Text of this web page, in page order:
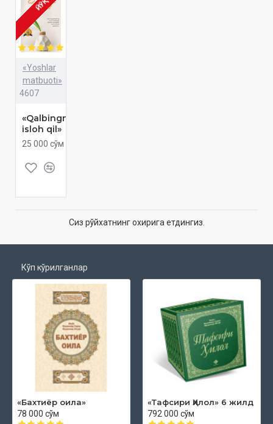
ЙЎҚ
«Yoshlar
matbuoti»
4607
«Qalbingni
isloh qil»
25 000 сўм
Сиз рўйхатнинг охирига етдингиз.
Кўп кўрилганлар
«Бахтиёр оила»
78 000 сўм
«Тафсири Ҳилол» 6 жилд
792 000 сўм